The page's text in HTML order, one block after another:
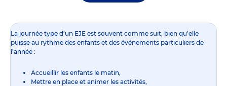
La journée type d’un EJE est souvent comme suit, bien qu’elle
puisse au rythme des enfants et des événements particuliers de
l’année :
Accueillir les enfants le matin,
Mettre en place et animer les activités,